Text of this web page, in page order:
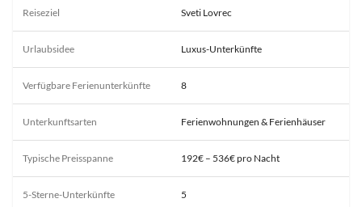
Reiseziel Sveti Lovrec
Urlaubsidee Luxus-Unterkünfte
Verfügbare Ferienunterkünfte 8
Unterkunftsarten Ferienwohnungen & Ferienhäuser
Typische Preisspanne 192€ – 536€ pro Nacht
5-Sterne-Unterkünfte 5